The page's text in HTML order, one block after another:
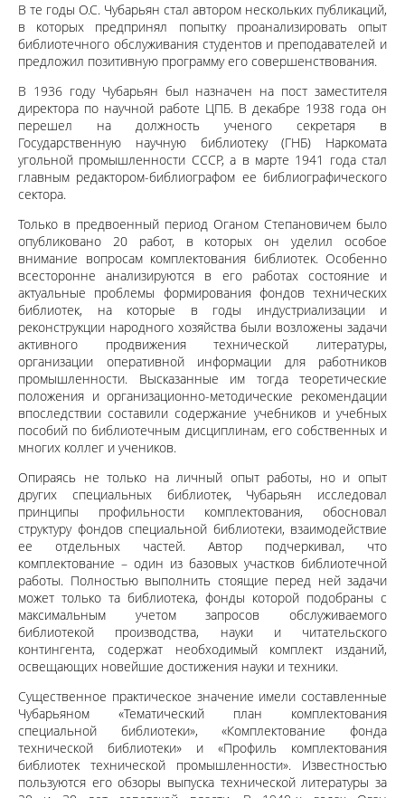
В те годы О.С. Чубарьян стал автором нескольких публикаций,
в которых предпринял попытку проанализировать опыт
библиотечного обслуживания студентов и преподавателей и
предложил позитивную программу его совершенствования.
В 1936 году Чубарьян был назначен на пост заместителя
директора по научной работе ЦПБ. В декабре 1938 года он
перешел на должность ученого секретаря в
Государственную научную библиотеку (ГНБ) Наркомата
угольной промышленности СССР, а в марте 1941 года стал
главным редактором-библиографом ее библиографического
сектора.
Только в предвоенный период Оганом Степановичем было
опубликовано 20 работ, в которых он уделил особое
внимание вопросам комплектования библиотек. Особенно
всесторонне анализируются в его работах состояние и
актуальные проблемы формирования фондов технических
библиотек, на которые в годы индустриализации и
реконструкции народного хозяйства были возложены задачи
активного продвижения технической литературы,
организации оперативной информации для работников
промышленности. Высказанные им тогда теоретические
положения и организационно-методические рекомендации
впоследствии составили содержание учебников и учебных
пособий по библиотечным дисциплинам, его собственных и
многих коллег и учеников.
Опираясь не только на личный опыт работы, но и опыт
других специальных библиотек, Чубарьян исследовал
принципы профильности комплектования, обосновал
структуру фондов специальной библиотеки, взаимодействие
ее отдельных частей. Автор подчеркивал, что
комплектование – один из базовых участков библиотечной
работы. Полностью выполнить стоящие перед ней задачи
может только та библиотека, фонды которой подобраны с
максимальным учетом запросов обслуживаемого
библиотекой производства, науки и читательского
контингента, содержат необходимый комплект изданий,
освещающих новейшие достижения науки и техники.
Существенное практическое значение имели составленные
Чубарьяном «Тематический план комплектования
специальной библиотеки», «Комплектование фонда
технической библиотеки» и «Профиль комплектования
библиотек технической промышленности». Известностью
пользуются его обзоры выпуска технической литературы за